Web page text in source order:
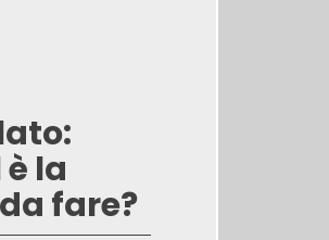
la
fare?